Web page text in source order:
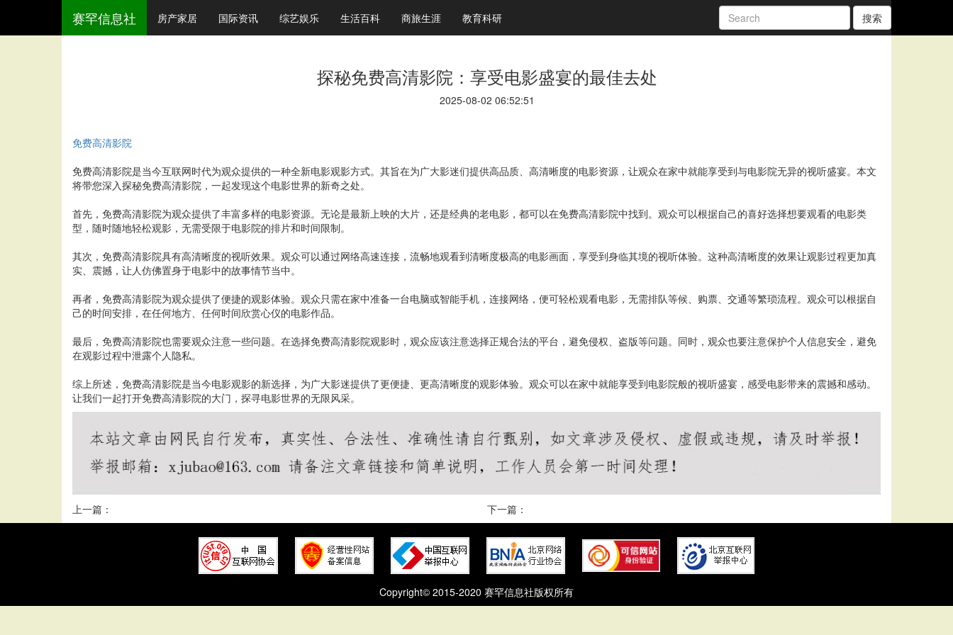
赛罕信息社 房产家居 国际资讯 综艺娱乐 生活百科 商旅生涯 教育科研 搜索
探秘免费高清影院：享受电影盛宴的最佳去处
2025-08-02 06:52:51
免费高清影院
免费高清影院是当今互联网时代为观众提供的一种全新电影观影方式。其旨在为广大影迷们提供高品质、高清晰度的电影资源，让观众在家中就能享受到与电影院无异的视听盛宴。本文
将带您深入探秘免费高清影院，一起发现这个电影世界的新奇之处。
首先，免费高清影院为观众提供了丰富多样的电影资源。无论是最新上映的大片，还是经典的老电影，都可以在免费高清影院中找到。观众可以根据自己的喜好选择想要观看的电影类
型，随时随地轻松观影，无需受限于电影院的排片和时间限制。
其次，免费高清影院具有高清晰度的视听效果。观众可以通过网络高速连接，流畅地观看到清晰度极高的电影画面，享受到身临其境的视听体验。这种高清晰度的效果让观影过程更加真
实、震撼，让人仿佛置身于电影中的故事情节当中。
再者，免费高清影院为观众提供了便捷的观影体验。观众只需在家中准备一台电脑或智能手机，连接网络，便可轻松观看电影，无需排队等候、购票、交通等繁琐流程。观众可以根据自
己的时间安排，在任何地方、任何时间欣赏心仪的电影作品。
最后，免费高清影院也需要观众注意一些问题。在选择免费高清影院观影时，观众应该注意选择正规合法的平台，避免侵权、盗版等问题。同时，观众也要注意保护个人信息安全，避免
在观影过程中泄露个人隐私。
综上所述，免费高清影院是当今电影观影的新选择，为广大影迷提供了更便捷、更高清晰度的观影体验。观众可以在家中就能享受到电影院般的视听盛宴，感受电影带来的震撼和感动。
让我们一起打开免费高清影院的大门，探寻电影世界的无限风采。
上一篇： 下一篇：
Copyright© 2015-2020 赛罕信息社版权所有